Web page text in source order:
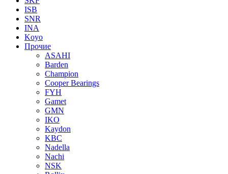
ISB
SNR
INA
Koyo
Прочие
ASAHI
Barden
Champion
Cooper Bearings
FYH
Gamet
GMN
IKO
Kaydon
KBC
Nadella
Nachi
NSK